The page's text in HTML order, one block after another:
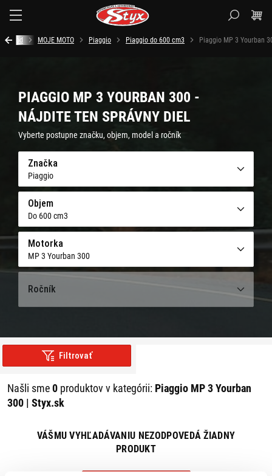
Úvod MOJE MOTO Piaggio Piaggio do 600 cm3 Piaggio MP 3 Yourban
PIAGGIO MP 3 YOURBAN 300 -
NÁJDITE TEN SPRÁVNY DIEL
Vyberte postupne značku, objem, model a ročník
Značka
Piaggio
Objem
Do 600 cm3
Motorka
MP 3 Yourban 300
Ročník
Filtrovať
Našli sme0 produktov v kategórii: Piaggio MP 3 Yourban
300 | Styx.sk
VÁŠMU VYHĽADÁVANIU NEZODPOVEDÁ ŽIADNY
PRODUKT